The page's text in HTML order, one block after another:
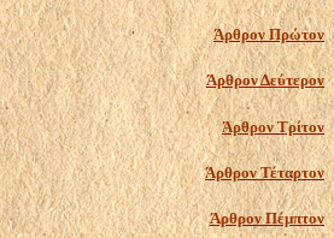
Άρθρον Πρώτον
Άρθρον Δεύτερον
Άρθρον Τρίτον
Άρθρον Τέταρτον
Άρθρον Πέμπτον